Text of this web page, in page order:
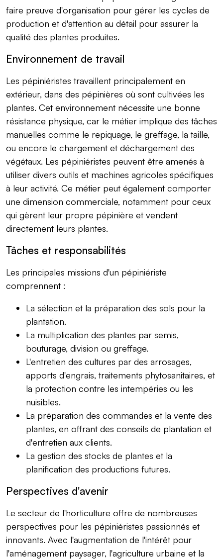
faire preuve d'organisation pour gérer les cycles de
production et d'attention au détail pour assurer la
qualité des plantes produites.
Environnement de travail
Les pépiniéristes travaillent principalement en
extérieur, dans des pépinières où sont cultivées les
plantes. Cet environnement nécessite une bonne
résistance physique, car le métier implique des tâches
manuelles comme le repiquage, le greffage, la taille,
ou encore le chargement et déchargement des
végétaux. Les pépiniéristes peuvent être amenés à
utiliser divers outils et machines agricoles spécifiques
à leur activité. Ce métier peut également comporter
une dimension commerciale, notamment pour ceux
qui gèrent leur propre pépinière et vendent
directement leurs plantes.
Tâches et responsabilités
Les principales missions d'un pépiniériste
comprennent :
La sélection et la préparation des sols pour la
plantation.
La multiplication des plantes par semis,
bouturage, division ou greffage.
L'entretien des cultures par des arrosages,
apports d'engrais, traitements phytosanitaires, et
la protection contre les intempéries ou les
nuisibles.
La préparation des commandes et la vente des
plantes, en offrant des conseils de plantation et
d'entretien aux clients.
La gestion des stocks de plantes et la
planification des productions futures.
Perspectives d'avenir
Le secteur de l'horticulture offre de nombreuses
perspectives pour les pépiniéristes passionnés et
innovants. Avec l'augmentation de l'intérêt pour
l'aménagement paysager, l'agriculture urbaine et la